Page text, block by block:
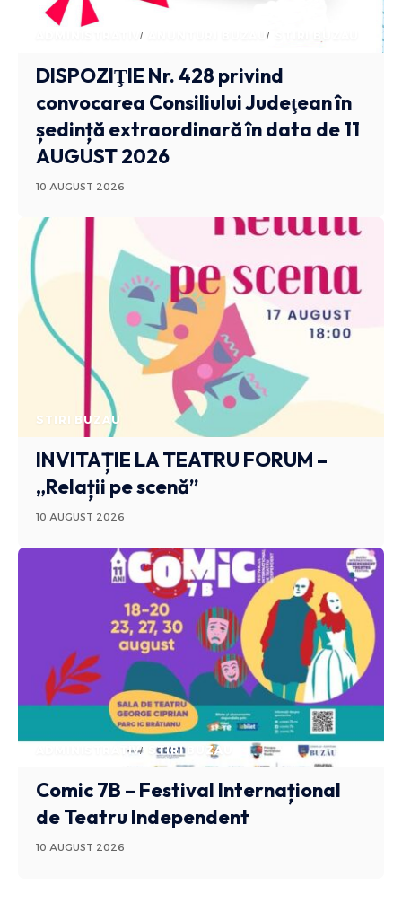
ADMINISTRATIV ANUNTURI BUZAU
DISPOZIŢIE Nr. 428 privind
convocarea Consiliului Judeţean în
ședință extraordinară în data de 11
AUGUST 2026
10 AUGUST 2026
STIRI BUZAU
INVITAȚIE LA TEATRU FORUM –
„Relații pe scenă”
10 AUGUST 2026
ADMINISTRATIV STIRI BUZAU
Comic 7B – Festival Internațional
de Teatru Independent
10 AUGUST 2026